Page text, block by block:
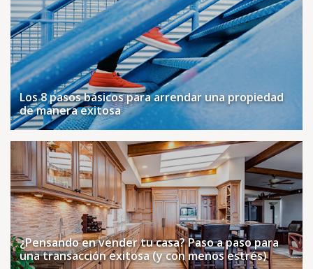
Los 8 pasos básicos para arrendar una propiedad
de manera exitosa
¿Pensando en vender tu casa? Paso a paso para
una transacción exitosa (y con menos estrés)